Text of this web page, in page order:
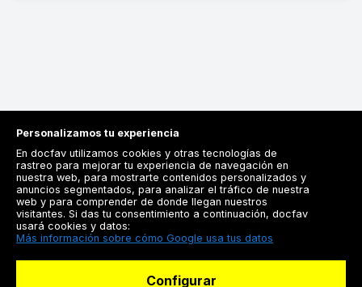
Registrarse
Docfav
Personalizamos tu experiencia
En docfav utilizamos cookies y otras tecnologías de
rastreo para mejorar tu experiencia de navegación en
nuestra web, para mostrarte contenidos personalizados y
anuncios segmentados, para analizar el tráfico de nuestra
web y para comprender de donde llegan nuestros
visitantes. Si das tu consentimiento a continuación, docfav
usará cookies y datos:
Más información sobre cómo Google usa tus datos
Configurar